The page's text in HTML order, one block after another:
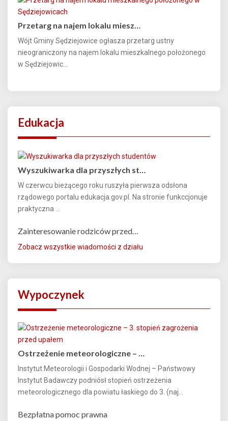
Przetarg na najem lokalu miesz…
Wójt Gminy Sędziejowice ogłasza przetarg ustny
nieograniczony na najem lokalu mieszkalnego położonego
w Sędziejowic...
Edukacja
Wyszukiwarka dla przyszłych st…
W czerwcu bieżącego roku ruszyła pierwsza odsłona
rządowego portalu edukacja.gov.pl. Na stronie funkccjonuje
praktyczna ...
Zainteresowanie rodziców przed…
Zobacz wszystkie wiadomości z działu
Wypoczynek
Ostrzeżenie meteorologiczne – …
Instytut Meteorologii i Gospodarki Wodnej – Państwowy
Instytut Badawczy podniósł stopień ostrzeżenia
meteorologicznego dla powiatu łaskiego do 3. (naj...
Bezpłatna pomoc prawna